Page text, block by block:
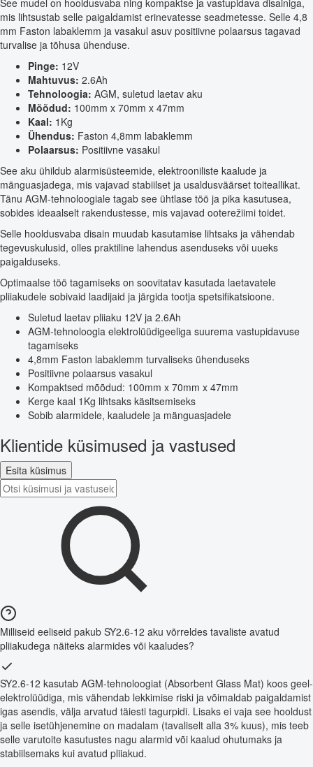
See mudel on hooldusvaba ning kompaktse ja vastupidava disainiga,
mis lihtsustab selle paigaldamist erinevatesse seadmetesse. Selle 4,8
mm Faston labaklemm ja vasakul asuv positiivne polaarsus tagavad
turvalise ja tõhusa ühenduse.
Pinge: 12V
Mahtuvus: 2.6Ah
Tehnoloogia: AGM, suletud laetav aku
Mõõdud: 100mm x 70mm x 47mm
Kaal: 1Kg
Ühendus: Faston 4,8mm labaklemm
Polaarsus: Positiivne vasakul
See aku ühildub alarmisüsteemide, elektrooniliste kaalude ja
mänguasjadega, mis vajavad stabiilset ja usaldusväärset toiteallikat.
Tänu AGM-tehnoloogiale tagab see ühtlase töö ja pika kasutusea,
sobides ideaalselt rakendustesse, mis vajavad ooterežiimi toidet.
Selle hooldusvaba disain muudab kasutamise lihtsaks ja vähendab
tegevuskulusid, olles praktiline lahendus asenduseks või uueks
paigalduseks.
Optimaalse töö tagamiseks on soovitatav kasutada laetavatele
pliiakudele sobivaid laadijaid ja järgida tootja spetsifikatsioone.
Suletud laetav pliiaku 12V ja 2.6Ah
AGM-tehnoloogia elektrolüüdigeeliga suurema vastupidavuse
tagamiseks
4,8mm Faston labaklemm turvaliseks ühenduseks
Positiivne polaarsus vasakul
Kompaktsed mõõdud: 100mm x 70mm x 47mm
Kerge kaal 1Kg lihtsaks käsitsemiseks
Sobib alarmidele, kaaludele ja mänguasjadele
Klientide küsimused ja vastused
Esita küsimus
Milliseid eeliseid pakub SY2.6-12 aku võrreldes tavaliste avatud
pliiakudega näiteks alarmides või kaaludes?
SY2.6-12 kasutab AGM-tehnoloogiat (Absorbent Glass Mat) koos geel-
elektrolüüdiga, mis vähendab lekkimise riski ja võimaldab paigaldamist
igas asendis, välja arvatud täiesti tagurpidi. Lisaks ei vaja see hooldust
ja selle isetühjenemine on madalam (tavaliselt alla 3% kuus), mis teeb
selle varutoite kasutustes nagu alarmid või kaalud ohutumaks ja
stabiilsemaks kui avatud pliiakud.